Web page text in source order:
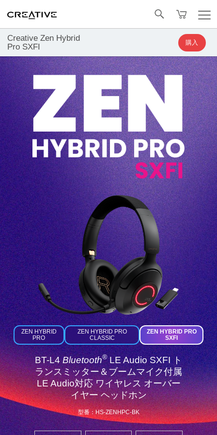
Creative Zen Hybrid
Pro SXFI
購入
トップへ戻る
ZEN HYBRID
PRO
ZEN HYBRID PRO
CLASSIC
ZEN HYBRID PRO
SXFI
BT-L4Bluetooth®LE Audio SXFI ト
ランスミッター＆ブームマイク付属
LE Audio対応 ワイヤレス オーバー
イヤー ヘッドホン
型番：HS-ZENHPC-BK